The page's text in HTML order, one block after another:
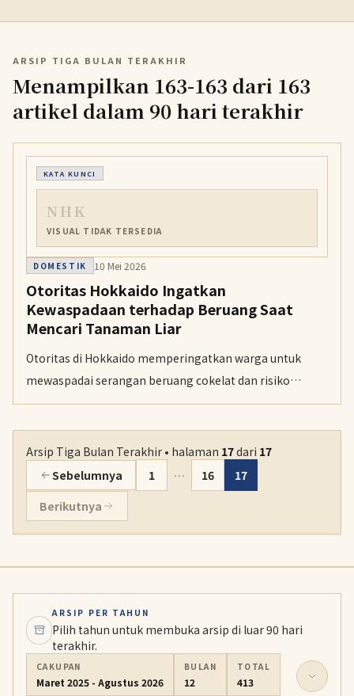
ARSIP TIGA BULAN TERAKHIR
Menampilkan 163-163 dari 163
artikel dalam 90 hari terakhir
KATA KUNCI
NHK
VISUAL TIDAK TERSEDIA
DOMESTIK 10 Mei 2026
Otoritas Hokkaido Ingatkan
Kewaspadaan terhadap Beruang Saat
Mencari Tanaman Liar
Otoritas di Hokkaido memperingatkan warga untuk
mewaspadai serangan beruang cokelat dan risiko
tersesat saat mencari tanaman pangan liar di dalam
Arsip Tiga Bulan Terakhir • halaman 17dari 17
Sebelumnya
1 … 16
17
Berikutnya
ARSIP PER TAHUN
Pilih tahun untuk membuka arsip di luar 90 hari
terakhir.
CAKUPAN
Maret 2025 - Agustus 2026
BULAN
12
TOTAL
413